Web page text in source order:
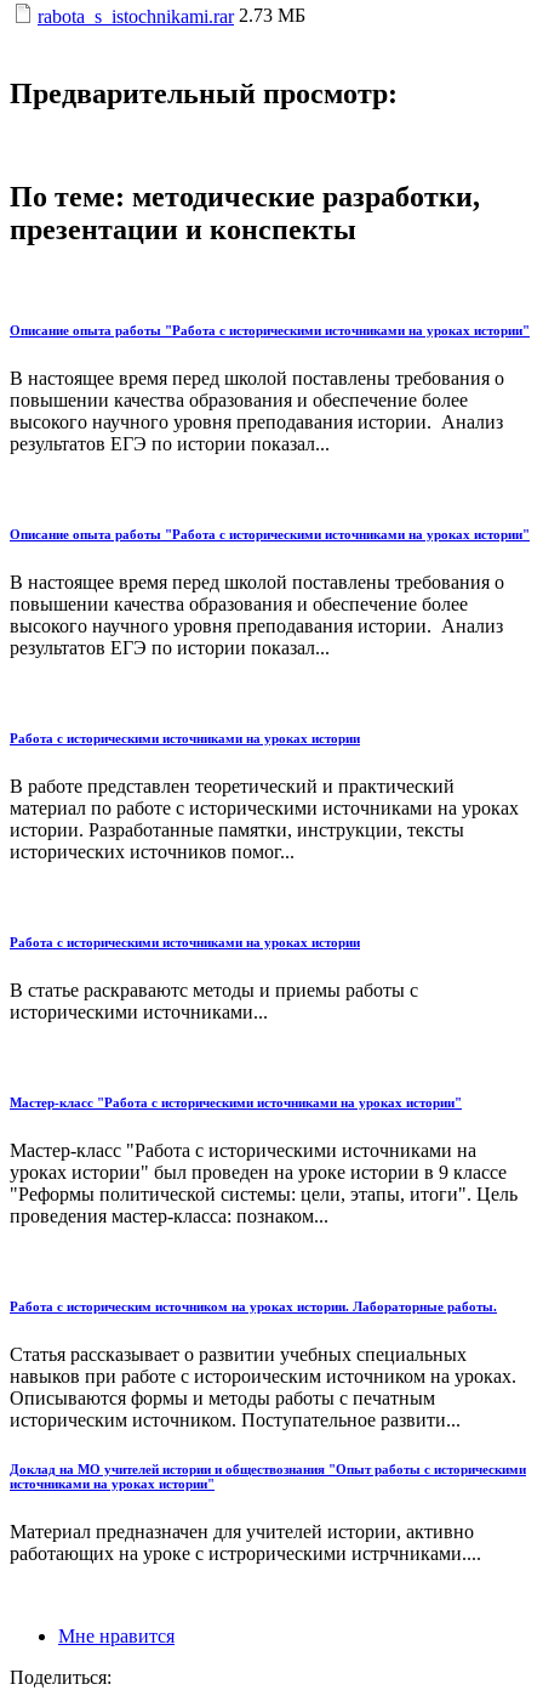
rabota_s_istochnikami.rar 2.73 МБ
Предварительный просмотр:
По теме: методические разработки,
презентации и конспекты
Описание опыта работы "Работа с историческими источниками на уроках истории"
В настоящее время перед школой поставлены требования о
повышении качества образования и обеспечение более
высокого научного уровня преподавания истории. Анализ
результатов ЕГЭ по истории показал...
Описание опыта работы "Работа с историческими источниками на уроках истории"
В настоящее время перед школой поставлены требования о
повышении качества образования и обеспечение более
высокого научного уровня преподавания истории. Анализ
результатов ЕГЭ по истории показал...
Работа с историческими источниками на уроках истории
В работе представлен теоретический и практический
материал по работе с историческими источниками на уроках
истории. Разработанные памятки, инструкции, тексты
исторических источников помог...
Работа с историческими источниками на уроках истории
В статье раскраваютс методы и приемы работы с
историческими источниками...
Мастер-класс "Работа с историческими источниками на уроках истории"
Мастер-класс "Работа с историческими источниками на
уроках истории" был проведен на уроке истории в 9 классе
"Реформы политической системы: цели, этапы, итоги". Цель
проведения мастер-класса: познаком...
Работа с историческим источником на уроках истории. Лабораторные работы.
Статья рассказывает о развитии учебных специальных
навыков при работе с истороическим источником на уроках.
Описываются формы и методы работы с печатным
историческим источником. Поступательное развити...
Доклад на МО учителей истории и обществознания "Опыт работы с историческими
источниками на уроках истории"
Материал предназначен для учителей истории, активно
работающих на уроке с истрорическими истрчниками....
Мне нравится
Поделиться: